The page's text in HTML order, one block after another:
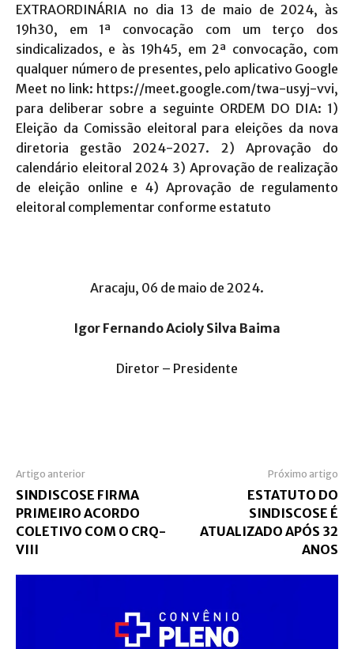
EXTRAORDINÁRIA no dia 13 de maio de 2024, às
19h30, em 1ª convocação com um terço dos
sindicalizados, e às 19h45, em 2ª convocação, com
qualquer número de presentes, pelo aplicativo Google
Meet no link: https://meet.google.com/twa-usyj-vvi,
para deliberar sobre a seguinte ORDEM DO DIA: 1)
Eleição da Comissão eleitoral para eleições da nova
diretoria gestão 2024-2027. 2) Aprovação do
calendário eleitoral 2024 3) Aprovação de realização
de eleição online e 4) Aprovação de regulamento
eleitoral complementar conforme estatuto
Aracaju, 06 de maio de 2024.
Igor Fernando Acioly Silva Baima
Diretor – Presidente
Artigo anterior
SINDISCOSE FIRMA
PRIMEIRO ACORDO
COLETIVO COM O CRQ-
VIII
Próximo artigo
ESTATUTO DO
SINDISCOSE É
ATUALIZADO APÓS 32
ANOS